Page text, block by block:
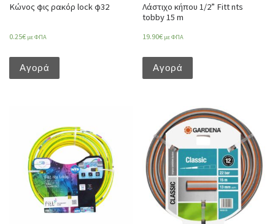
Κώνος φις ρακόρ lock φ32
0.25€ με ΦΠΑ
Αγορά
Λάστιχο κήπου 1/2” Fitt nts
tobby 15 m
19.90€ με ΦΠΑ
Αγορά